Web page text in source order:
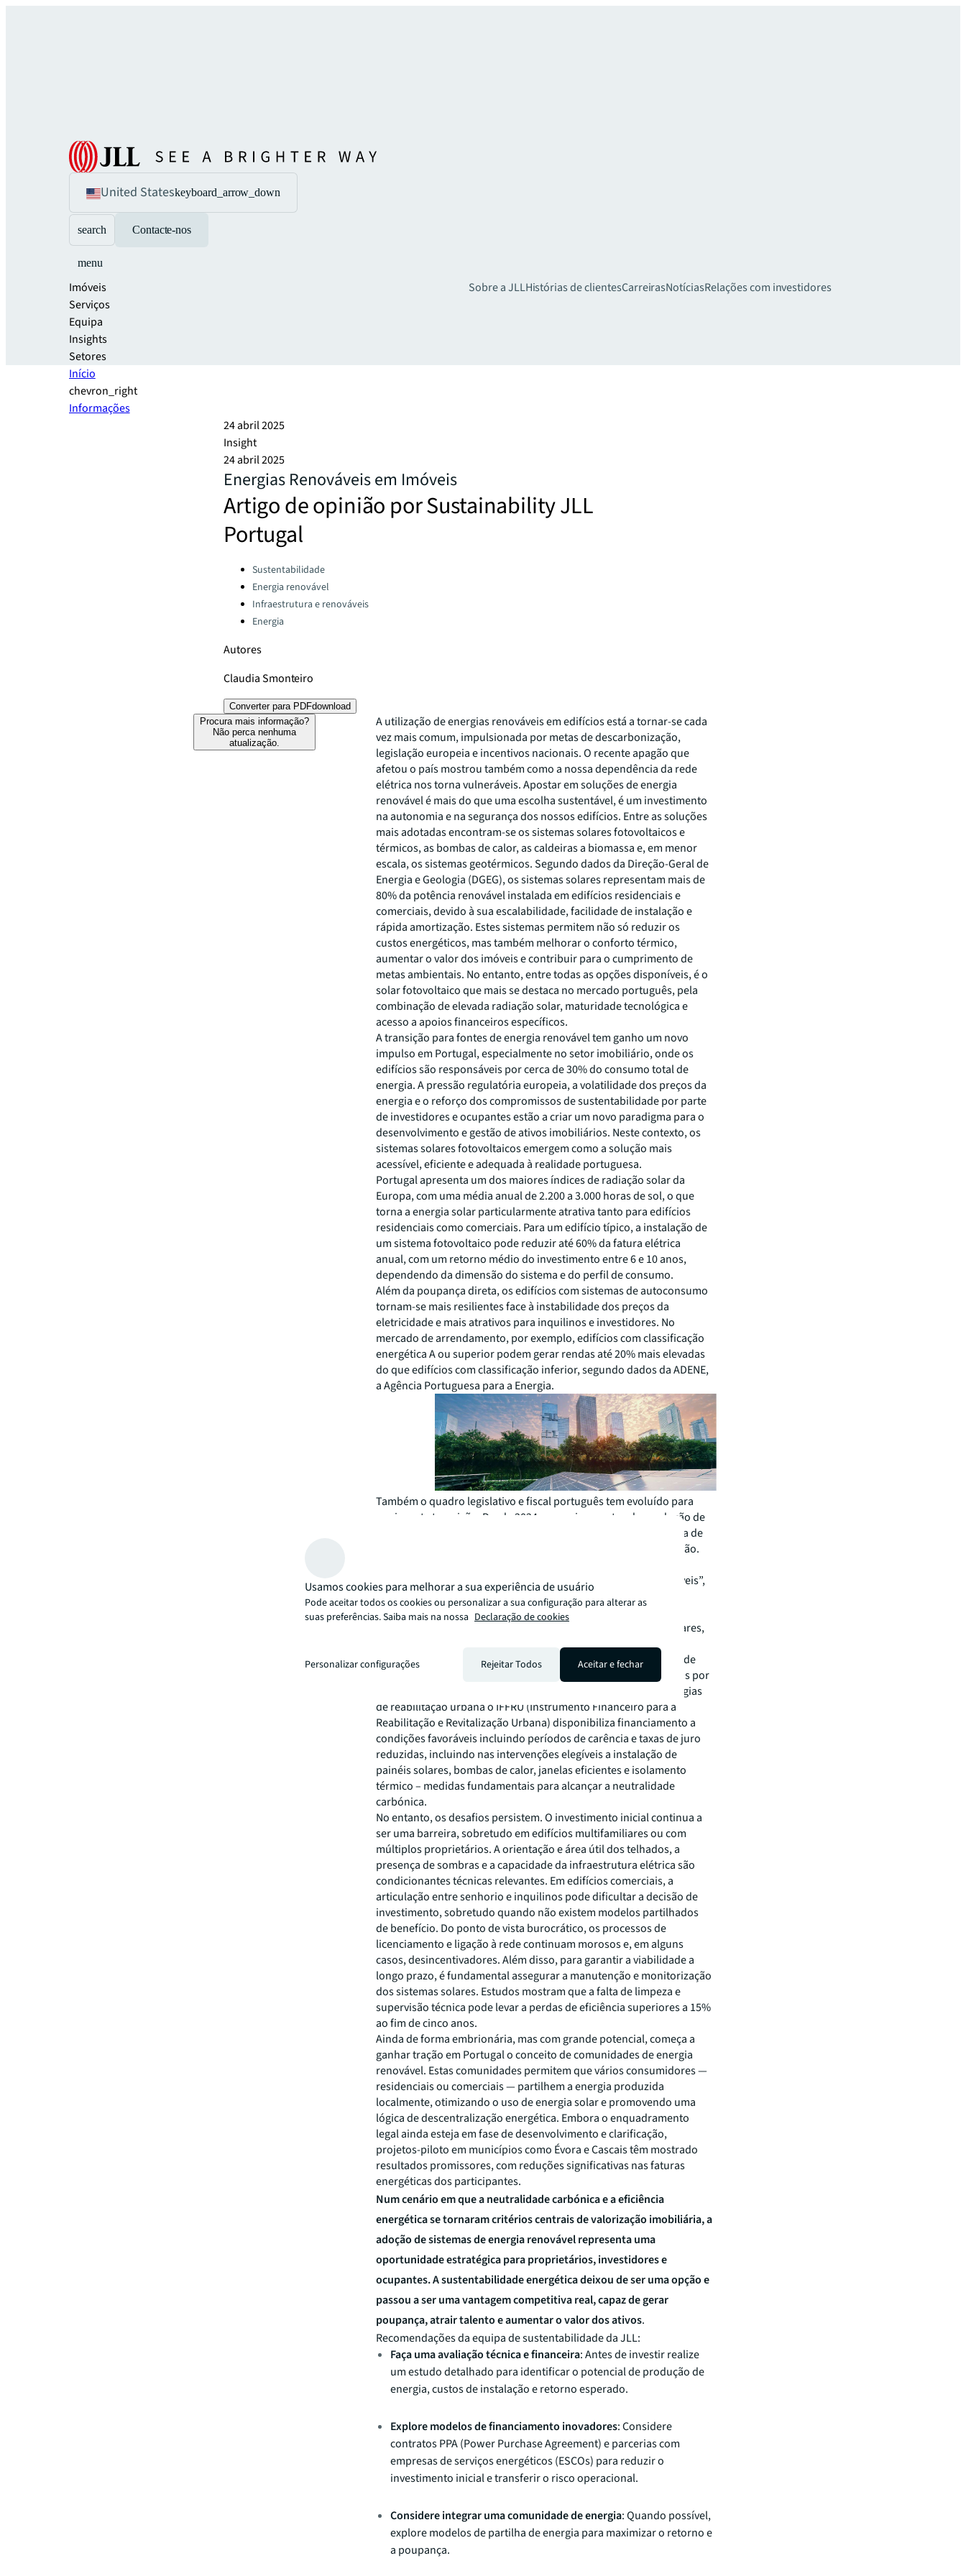
United Stateskeyboard_arrow_down
search Contacte-nos
menu
Imóveis
Serviços
Equipa
Insights
Setores
Sobre a JLLHistórias de clientesCarreirasNotíciasRelações com investidores
Início
chevron_right
Informações
24 abril 2025
Insight
24 abril 2025
Energias Renováveis em Imóveis
Artigo de opinião por Sustainability JLL
Portugal
Categories:Sustentabilidade
Energia renovável
Infraestrutura e renováveis
Energia
Autores
Claudia Smonteiro
Converter para PDFdownload
Procura mais informação?
Não perca nenhuma
atualização.
A utilização de energias renováveis em edifícios está a tornar-se cada
vez mais comum, impulsionada por metas de descarbonização,
legislação europeia e incentivos nacionais. O recente apagão que
afetou o país mostrou também como a nossa dependência da rede
elétrica nos torna vulneráveis. Apostar em soluções de energia
renovável é mais do que uma escolha sustentável, é um investimento
na autonomia e na segurança dos nossos edifícios. Entre as soluções
mais adotadas encontram-se os sistemas solares fotovoltaicos e
térmicos, as bombas de calor, as caldeiras a biomassa e, em menor
escala, os sistemas geotérmicos. Segundo dados da Direção-Geral de
Energia e Geologia (DGEG), os sistemas solares representam mais de
80% da potência renovável instalada em edifícios residenciais e
comerciais, devido à sua escalabilidade, facilidade de instalação e
rápida amortização. Estes sistemas permitem não só reduzir os
custos energéticos, mas também melhorar o conforto térmico,
aumentar o valor dos imóveis e contribuir para o cumprimento de
metas ambientais. No entanto, entre todas as opções disponíveis, é o
solar fotovoltaico que mais se destaca no mercado português, pela
combinação de elevada radiação solar, maturidade tecnológica e
acesso a apoios financeiros específicos.
A transição para fontes de energia renovável tem ganho um novo
impulso em Portugal, especialmente no setor imobiliário, onde os
edifícios são responsáveis por cerca de 30% do consumo total de
energia. A pressão regulatória europeia, a volatilidade dos preços da
energia e o reforço dos compromissos de sustentabilidade por parte
de investidores e ocupantes estão a criar um novo paradigma para o
desenvolvimento e gestão de ativos imobiliários. Neste contexto, os
sistemas solares fotovoltaicos emergem como a solução mais
acessível, eficiente e adequada à realidade portuguesa.
Portugal apresenta um dos maiores índices de radiação solar da
Europa, com uma média anual de 2.200 a 3.000 horas de sol, o que
torna a energia solar particularmente atrativa tanto para edifícios
residenciais como comerciais. Para um edifício típico, a instalação de
um sistema fotovoltaico pode reduzir até 60% da fatura elétrica
anual, com um retorno médio do investimento entre 6 e 10 anos,
dependendo da dimensão do sistema e do perfil de consumo.
Além da poupança direta, os edifícios com sistemas de autoconsumo
tornam-se mais resilientes face à instabilidade dos preços da
eletricidade e mais atrativos para inquilinos e investidores. No
mercado de arrendamento, por exemplo, edifícios com classificação
energética A ou superior podem gerar rendas até 20% mais elevadas
do que edifícios com classificação inferior, segundo dados da ADENE,
a Agência Portuguesa para a Energia.
Também o quadro legislativo e fiscal português tem evoluído para
apoiar esta transição. Desde 2024, os equipamentos de produção de
energia renovável, como painéis solares, beneficiam de uma taxa de
IVA reduzida de 6%, incluindo instalação, manutenção e reparação.
incentivo como o “Programa de Apoio a Edifícios Mais Sustentáveis”,
com subsídios diretos à instalação de sistemas solares, janelas
eficientes e isolamento térmico. Em edições anteriores, este
programa chegou a financiar até 85% do custo dos sistemas solares,
com um teto de 2.500 euros por candidatura. Para sistemas de
autoconsumo até 1 MW, os rendimentos provenientes da venda de
excedente à rede estão isentos de IRS até ao limite de 1.000 euros por
ano. Para projetos de maior dimensão ou integrados em estratégias
de reabilitação urbana o IFFRU (Instrumento Financeiro para a
Reabilitação e Revitalização Urbana) disponibiliza financiamento a
condições favoráveis incluindo períodos de carência e taxas de juro
reduzidas, incluindo nas intervenções elegíveis a instalação de
painéis solares, bombas de calor, janelas eficientes e isolamento
térmico – medidas fundamentais para alcançar a neutralidade
carbónica.
No entanto, os desafios persistem. O investimento inicial continua a
ser uma barreira, sobretudo em edifícios multifamiliares ou com
múltiplos proprietários. A orientação e área útil dos telhados, a
presença de sombras e a capacidade da infraestrutura elétrica são
condicionantes técnicas relevantes. Em edifícios comerciais, a
articulação entre senhorio e inquilinos pode dificultar a decisão de
investimento, sobretudo quando não existem modelos partilhados
de benefício. Do ponto de vista burocrático, os processos de
licenciamento e ligação à rede continuam morosos e, em alguns
casos, desincentivadores. Além disso, para garantir a viabilidade a
longo prazo, é fundamental assegurar a manutenção e monitorização
dos sistemas solares. Estudos mostram que a falta de limpeza e
supervisão técnica pode levar a perdas de eficiência superiores a 15%
ao fim de cinco anos.
Ainda de forma embrionária, mas com grande potencial, começa a
ganhar tração em Portugal o conceito de comunidades de energia
renovável. Estas comunidades permitem que vários consumidores —
residenciais ou comerciais — partilhem a energia produzida
localmente, otimizando o uso de energia solar e promovendo uma
lógica de descentralização energética. Embora o enquadramento
legal ainda esteja em fase de desenvolvimento e clarificação,
projetos-piloto em municípios como Évora e Cascais têm mostrado
resultados promissores, com reduções significativas nas faturas
energéticas dos participantes.
Num cenário em que a neutralidade carbónica e a eficiência
energética se tornaram critérios centrais de valorização imobiliária, a
adoção de sistemas de energia renovável representa uma
oportunidade estratégica para proprietários, investidores e
ocupantes. A sustentabilidade energética deixou de ser uma opção e
passou a ser uma vantagem competitiva real, capaz de gerar
poupança, atrair talento e aumentar o valor dos ativos.
Recomendações da equipa de sustentabilidade da JLL:
Faça uma avaliação técnica e financeira: Antes de investir realize
um estudo detalhado para identificar o potencial de produção de
energia, custos de instalação e retorno esperado.
Explore modelos de financiamento inovadores: Considere
contratos PPA (Power Purchase Agreement) e parcerias com
empresas de serviços energéticos (ESCOs) para reduzir o
investimento inicial e transferir o risco operacional.
Considere integrar uma comunidade de energia: Quando possível,
explore modelos de partilha de energia para maximizar o retorno e
a poupança.
Usamos cookies para melhorar a sua experiência de usuário
Pode aceitar todos os cookies ou personalizar a sua configuração para alterar as
suas preferências. Saiba mais na nossa Declaração de cookies
Personalizar configurações Rejeitar Todos Aceitar e fechar